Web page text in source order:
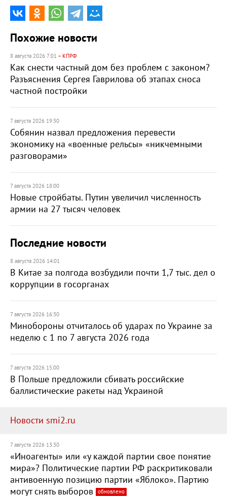
Похожие новости
8 августа 2026 7:01 – КПРФ
Как снести частный дом без проблем с законом?
Разъяснения Сергея Гаврилова об этапах сноса
частной постройки
7 августа 2026 19:30
Собянин назвал предложения перевести
экономику на «военные рельсы» «никчемными
разговорами»
7 августа 2026 18:00
Новые стройбаты. Путин увеличил численность
армии на 27 тысяч человек
Последние новости
8 августа 2026 14:01
В Китае за полгода возбудили почти 1,7 тыс. дел о
коррупции в госорганах
7 августа 2026 16:30
Минобороны отчиталось об ударах по Украине за
неделю с 1 по 7 августа 2026 года
7 августа 2026 15:00
В Польше предложили сбивать российские
баллистические ракеты над Украиной
Новости smi2.ru
7 августа 2026 13:30
«Иноагенты» или «у каждой партии свое понятие
мира»? Политические партии РФ раскритиковали
антивоенную позицию партии «Яблоко». Партию
могут снять выборов
обновлено